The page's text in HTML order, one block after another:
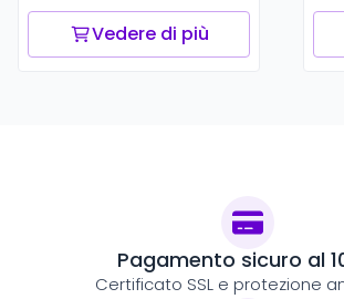
Vedere di più
Pagamento sicuro al
Certificato SSL e protezione